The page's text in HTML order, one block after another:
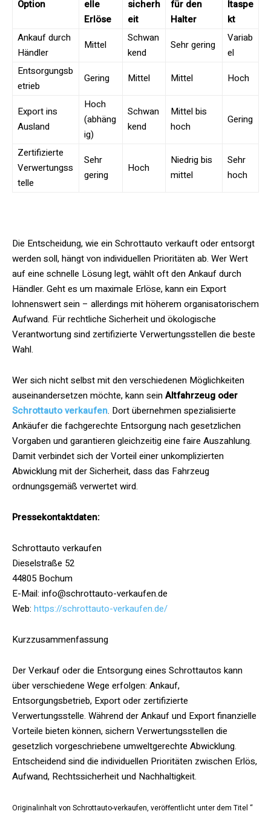
Option
elle
Erlöse
sicherh
eit
für den
Halter
ltaspe
kt
Ankauf durch
Händler
Mittel
Schwan
kend
Sehr gering
Variab
el
Entsorgungsb
etrieb
Gering Mittel Mittel Hoch
Export ins
Ausland
Hoch
(abhäng
ig)
Schwan
kend
Mittel bis
hoch
Gering
Zertifizierte
Verwertungss
telle
Sehr
gering
Hoch
Niedrig bis
mittel
Sehr
hoch
Die Entscheidung, wie ein Schrottauto verkauft oder entsorgt
werden soll, hängt von individuellen Prioritäten ab. Wer Wert
auf eine schnelle Lösung legt, wählt oft den Ankauf durch
Händler. Geht es um maximale Erlöse, kann ein Export
lohnenswert sein – allerdings mit höherem organisatorischem
Aufwand. Für rechtliche Sicherheit und ökologische
Verantwortung sind zertifizierte Verwertungsstellen die beste
Wahl.
Wer sich nicht selbst mit den verschiedenen Möglichkeiten
auseinandersetzen möchte, kann seinAltfahrzeug oder
Schrottauto verkaufen. Dort übernehmen spezialisierte
Ankäufer die fachgerechte Entsorgung nach gesetzlichen
Vorgaben und garantieren gleichzeitig eine faire Auszahlung.
Damit verbindet sich der Vorteil einer unkomplizierten
Abwicklung mit der Sicherheit, dass das Fahrzeug
ordnungsgemäß verwertet wird.
Pressekontaktdaten:
Schrottauto verkaufen
Dieselstraße 52
44805 Bochum
E-Mail: info@schrottauto-verkaufen.de
Web: https://schrottauto-verkaufen.de/
Kurzzusammenfassung
Der Verkauf oder die Entsorgung eines Schrottautos kann
über verschiedene Wege erfolgen: Ankauf,
Entsorgungsbetrieb, Export oder zertifizierte
Verwertungsstelle. Während der Ankauf und Export finanzielle
Vorteile bieten können, sichern Verwertungsstellen die
gesetzlich vorgeschriebene umweltgerechte Abwicklung.
Entscheidend sind die individuellen Prioritäten zwischen Erlös,
Aufwand, Rechtssicherheit und Nachhaltigkeit.
Originalinhalt von Schrottauto-verkaufen, veröffentlicht unter dem Titel “